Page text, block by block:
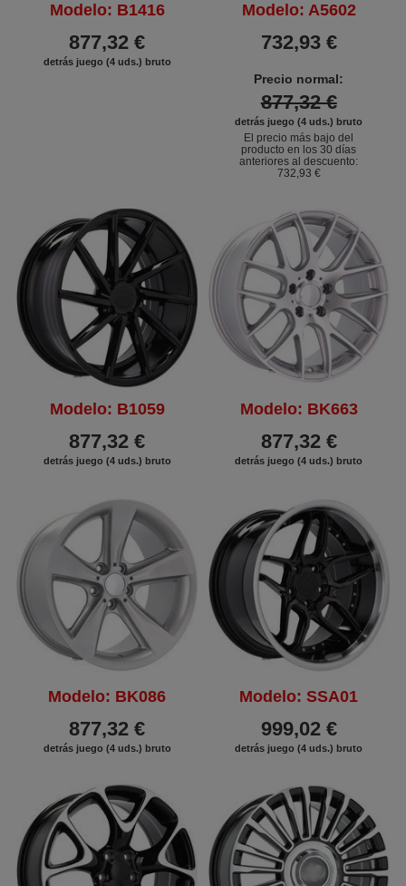
Modelo: B1416
877,32 €
detrás juego (4 uds.) bruto
Modelo: A5602
Precio normal:
877,32 €
732,93 €
detrás juego (4 uds.) bruto
El precio más bajo del
producto en los 30 días
anteriores al descuento:
732,93 €
Modelo: B1059
877,32 €
detrás juego (4 uds.) bruto
Modelo: BK663
877,32 €
detrás juego (4 uds.) bruto
Modelo: BK086
877,32 €
detrás juego (4 uds.) bruto
Modelo: SSA01
999,02 €
detrás juego (4 uds.) bruto